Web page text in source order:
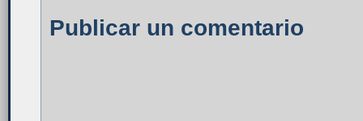
Publicar un comentario